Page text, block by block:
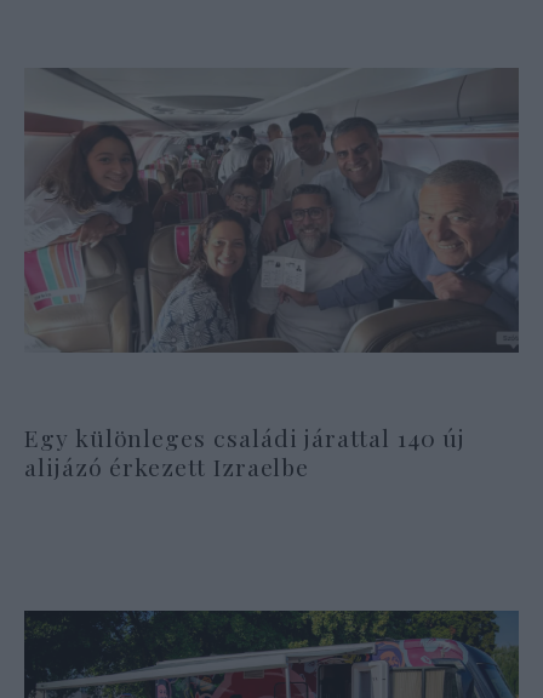
Egy különleges családi járattal 140 új
alijázó érkezett Izraelbe